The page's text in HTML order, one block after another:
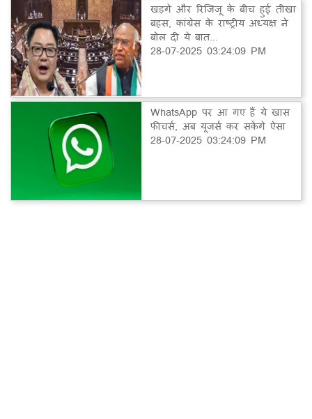
खड़गे और रिजिजू के बीच हुई तीखा
बहस, कांग्रेस के राष्ट्रीय अध्यक्ष ने
बोल दी ये बात...
28-07-2025 03:24:09 PM
WhatsApp पर आ गए हैं ये खास
फीचर्स, अब यूजर्स कर सकेंगे ऐसा
28-07-2025 03:24:09 PM